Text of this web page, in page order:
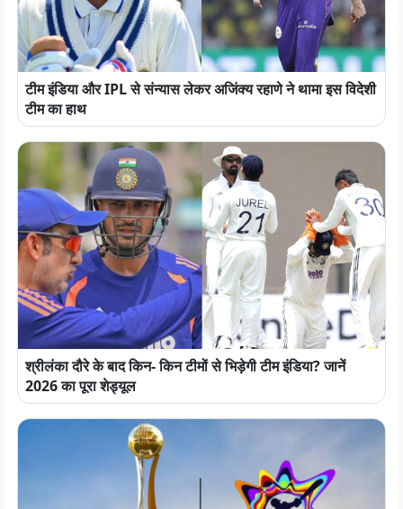
टीम इंडिया और IPL से संन्यास लेकर अजिंक्य रहाणे ने थामा इस विदेशी
टीम का हाथ
श्रीलंका दौरे के बाद किन- किन टीमों से भिड़ेगी टीम इंडिया? जानें
2026 का पूरा शेड्यूल